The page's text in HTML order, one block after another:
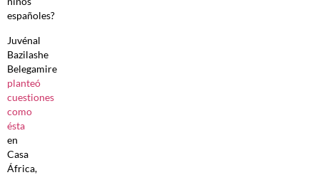
españoles?
Juvénal
Bazilashe
Belegamire
planteó
cuestiones
como
ésta
en
Casa
África,